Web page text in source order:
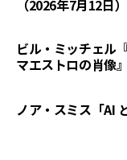
（2026年7月12日）
ビル・ミッチェル
マエストロの肖像
ノア・スミス「AI